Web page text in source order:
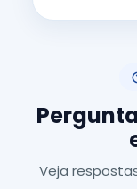
Veja